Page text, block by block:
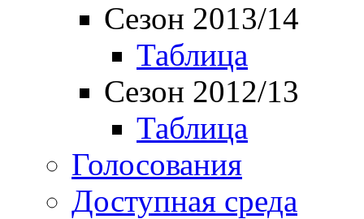
Сезон 2013/14
Таблица
Сезон 2012/13
Таблица
Голосования
Доступная среда